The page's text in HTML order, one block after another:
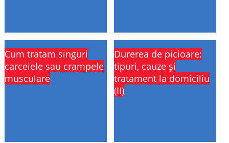
Cum tratam singuri
carceiele sau crampele
musculare
Durerea de picioare:
tipuri, cauze și
tratament la domiciliu
(II)